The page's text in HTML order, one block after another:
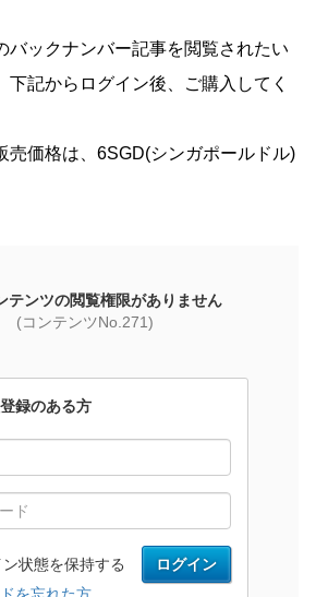
バックナンバー記事を閲覧されたい
下記からログイン後、ご購入してく
売価格は、6SGD(シンガポールドル)